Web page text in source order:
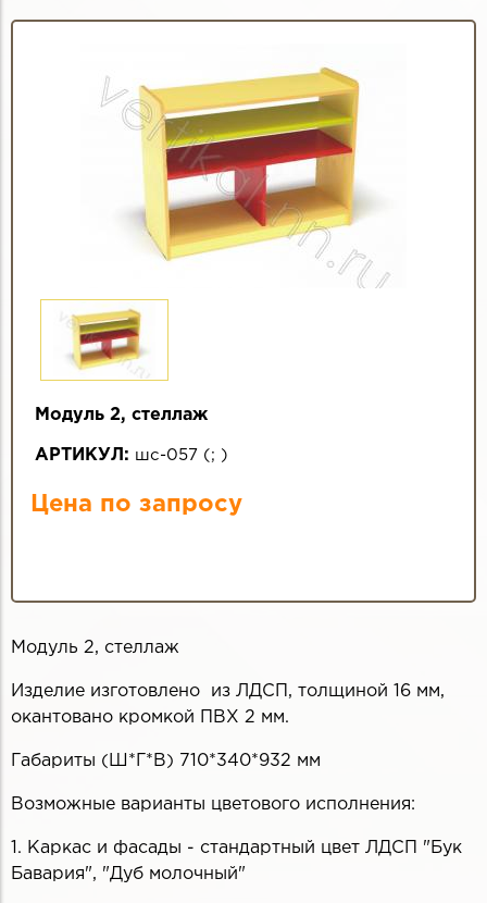
Модуль 2, стеллаж
АРТИКУЛ: шс-057 ( ; )
Цена по запросу
Модуль 2, стеллаж
Изделие изготовлено из ЛДСП, толщиной 16 мм,
окантовано кромкой ПВХ 2 мм.
Габариты (Ш*Г*В) 710*340*932 мм
Возможные варианты цветового исполнения:
1. Каркас и фасады - стандартный цвет ЛДСП "Бук
Бавария", "Дуб молочный"